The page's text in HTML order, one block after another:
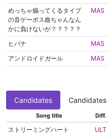
めっちゃ煽ってくるタイプ
の音ゲーボス曲ちゃんなん
かに負けないが？？？？？
MAS
ヒバナ MAS
アンドロイドガール
MAS
Candidates Candidates
Song title Diff.
ストリーミングハート ULT